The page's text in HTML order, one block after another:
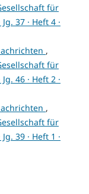
für
37 · Heft 4 ·
,
für
46 · Heft 2 ·
,
für
39 · Heft 1 ·